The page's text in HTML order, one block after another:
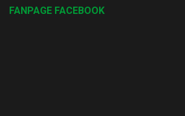
FANPAGE FACEBOOK